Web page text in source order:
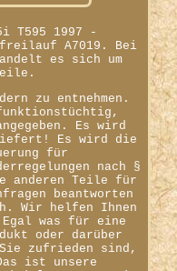
T595 1997 -
A7019. Bei
es sich um
zu entnehmen.
Es wird
Es wird die
für
nach §
anderen Teile für
beantworten
Wir helfen Ihnen
was für eine
oder darüber
zufrieden sind,
ist unsere